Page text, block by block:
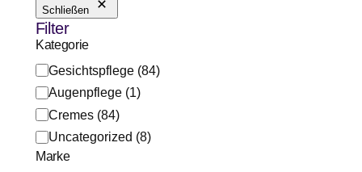
Schließen
Filter
Kategorie
K
a
t
e
g
Gesichtspflege (84)
Augenpflege (1)
Cremes (84)
Uncategorized (8)
Marke